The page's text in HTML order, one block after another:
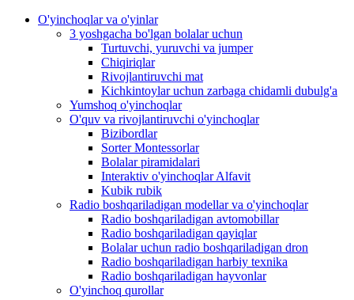
O'yinchoqlar va o'yinlar
3 yoshgacha bo'lgan bolalar uchun
Turtuvchi, yuruvchi va jumper
Chiqiriqlar
Rivojlantiruvchi mat
Kichkintoylar uchun zarbaga chidamli dubulg'a
Yumshoq o'yinchoqlar
O'quv va rivojlantiruvchi o'yinchoqlar
Bizibordlar
Sorter Montessorlar
Bolalar piramidalari
Interaktiv o'yinchoqlar Alfavit
Kubik rubik
Radio boshqariladigan modellar va o'yinchoqlar
Radio boshqariladigan avtomobillar
Radio boshqariladigan qayiqlar
Bolalar uchun radio boshqariladigan dron
Radio boshqariladigan harbiy texnika
Radio boshqariladigan hayvonlar
O'yinchoq qurollar